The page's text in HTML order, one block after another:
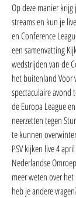
Op deze manier
streams en kun je
en Conference
een samenvatting
wedstrijden van de
het buitenland Voor
spectaculaire avond
de Europa League
neerzetten tegen
te kunnen
PSV kijken live 4
Nederlandse
meer weten over
heb je andere